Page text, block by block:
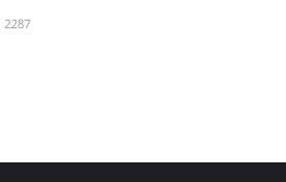
2287